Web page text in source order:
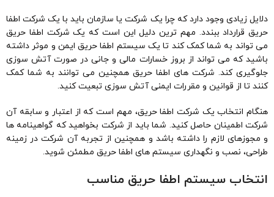
دلایل زیادی وجود دارد که چرا یک شرکت یا سازمان باید با یک شرکت اطفا
حریق قرارداد ببندد. مهم ترین دلیل این است که یک شرکت اطفا حریق
می تواند به شما کمک کند تا یک سیستم اطفا حریق ایمن و موثر داشته
باشید که می تواند از بروز خسارات مالی و جانی در صورت آتش سوزی
جلوگیری کند. شرکت های اطفا حریق همچنین می توانند به شما کمک
کنند تا از قوانین و مقررات ایمنی آتش سوزی تبعیت کنید.
هنگام انتخاب یک شرکت اطفا حریق، مهم است که از اعتبار و سابقه آن
شرکت اطمینان حاصل کنید. شما باید از شرکت بخواهید که گواهینامه ها
و مجوزهای لازم را داشته باشد و همچنین از تجربه آن شرکت در زمینه
طراحی، نصب و نگهداری سیستم های اطفا حریق مطمئن شوید.
انتخاب سیستم اطفا حریق مناسب